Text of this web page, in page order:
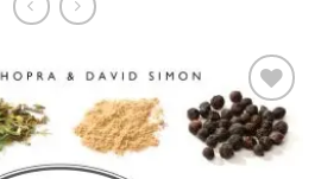
Toevoegen
aan
verlanglijst